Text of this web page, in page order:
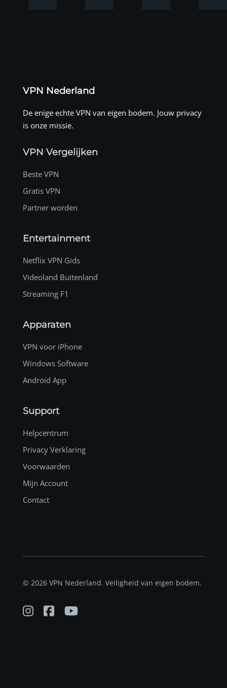
VPN Nederland
De enige echte VPN van eigen bodem. Jouw privacy
is onze missie.
VPN Vergelijken
Beste VPN
Gratis VPN
Partner worden
Entertainment
Netflix VPN Gids
Videoland Buitenland
Streaming F1
Apparaten
VPN voor iPhone
Windows Software
Android App
Support
Helpcentrum
Privacy Verklaring
Voorwaarden
Mijn Account
Contact
© 2026 VPN Nederland. Veiligheid van eigen bodem.